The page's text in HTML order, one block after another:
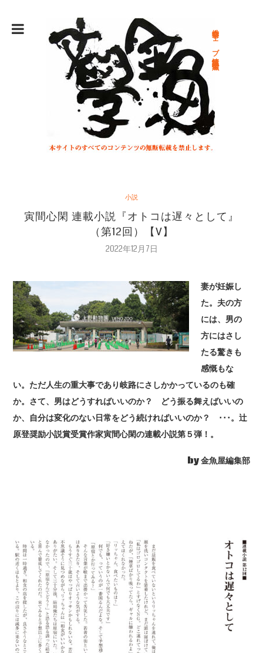
総合文学ウェブ情報誌 文学金魚
小説
寅間心閑 連載小説『オトコは遅々として』
（第12回）【V】
2022年12月7日
妻が妊娠し
た。夫の方
には、男の
方にはさし
たる驚きも
感慨もな
い。ただ人生の重大事であり岐路にさしかかっているのも確
か。さて、男はどうすればいいのか？ どう振る舞えばいいの
か、自分は変化のない日常をどう続ければいいのか？ ･･･。辻
原登奨励小説賞受賞作家寅間心閑の連載小説第５弾！。
by 金魚屋編集部